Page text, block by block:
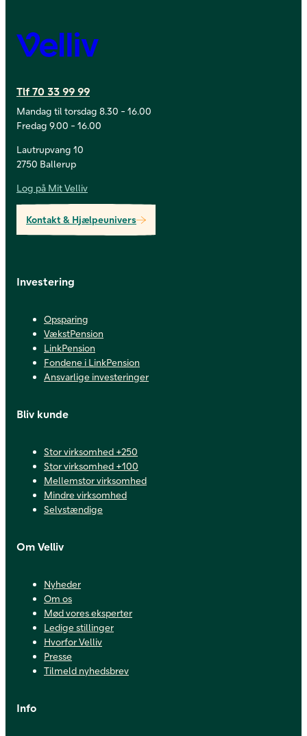
Velliv
Tlf 70 33 99 99
Mandag til torsdag 8.30 - 16.00
Fredag 9.00 - 16.00
Lautrupvang 10
2750 Ballerup
Log på Mit Velliv
Kontakt & Hjælpeunivers
Investering
Opsparing
VækstPension
LinkPension
Fondene i LinkPension
Ansvarlige investeringer
Bliv kunde
Stor virksomhed +250
Stor virksomhed +100
Mellemstor virksomhed
Mindre virksomhed
Selvstændige
Om Velliv
Nyheder
Om os
Mød vores eksperter
Ledige stillinger
Hvorfor Velliv
Presse
Tilmeld nyhedsbrev
Info